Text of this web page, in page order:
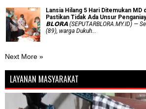
Lansia Hilang 5 Hari Ditemukan MD
Pastikan Tidak Ada Unsur
𝗕𝗟𝗢𝗥𝗔 (SEPUTARBLORA.MY.ID) —
(89), warga Dukuh...
Next More »
LAYANAN MASYARAKAT